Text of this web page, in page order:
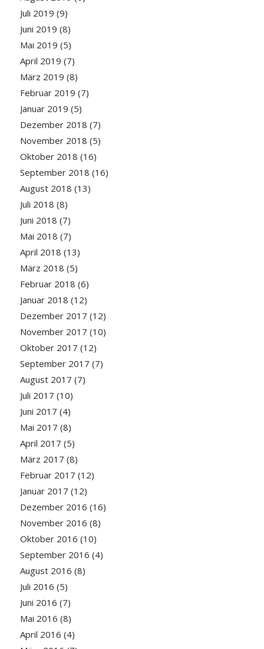
Juli 2019 (9)
Juni 2019 (8)
Mai 2019 (5)
April 2019 (7)
März 2019 (8)
Februar 2019 (7)
Januar 2019 (5)
Dezember 2018 (7)
November 2018 (5)
Oktober 2018 (16)
September 2018 (16)
August 2018 (13)
Juli 2018 (8)
Juni 2018 (7)
Mai 2018 (7)
April 2018 (13)
März 2018 (5)
Februar 2018 (6)
Januar 2018 (12)
Dezember 2017 (12)
November 2017 (10)
Oktober 2017 (12)
September 2017 (7)
August 2017 (7)
Juli 2017 (10)
Juni 2017 (4)
Mai 2017 (8)
April 2017 (5)
März 2017 (8)
Februar 2017 (12)
Januar 2017 (12)
Dezember 2016 (16)
November 2016 (8)
Oktober 2016 (10)
September 2016 (4)
August 2016 (8)
Juli 2016 (5)
Juni 2016 (7)
Mai 2016 (8)
April 2016 (4)